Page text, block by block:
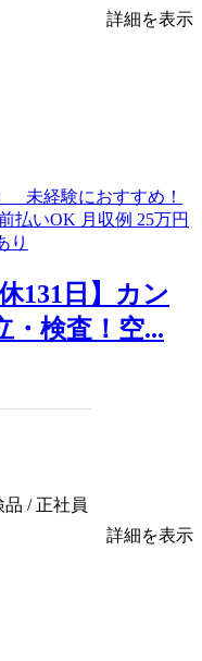
詳細を表示
131日】カン
・検査！空...
/ 正社員
詳細を表示